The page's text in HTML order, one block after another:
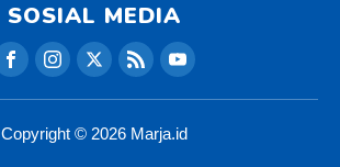
SOSIAL MEDIA
Copyright © 2026 Marja.id